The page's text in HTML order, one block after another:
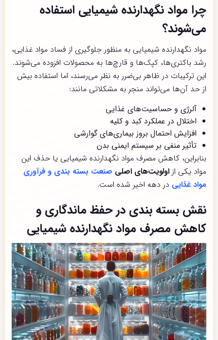
چرا مواد نگهدارنده شیمیایی استفاده
می‌شوند؟
مواد نگهدارنده شیمیایی به منظور جلوگیری از فساد مواد غذایی،
رشد باکتری‌ها، کپک‌ها و قارچ‌ها به محصولات افزوده می‌شوند.
این ترکیبات در ظاهر بی‌ضرر به نظر می‌رسند، اما استفاده بیش
از حد آن‌ها می‌تواند منجر به مشکلاتی مانند:
آلرژی و حساسیت‌های غذایی
اختلال در عملکرد کبد و کلیه
افزایش احتمال بروز بیماری‌های گوارشی
تأثیر منفی بر سیستم ایمنی بدن
بنابراین، کاهش مصرف مواد نگهدارنده شیمیایی یا حذف این
مواد یکی از اولویت‌های اصلی صنعت بسته بندی و فرآوری
مواد غذایی در دهه اخیر شده است.
نقش بسته بندی در حفظ ماندگاری و
کاهش مصرف مواد نگهدارنده شیمیایی